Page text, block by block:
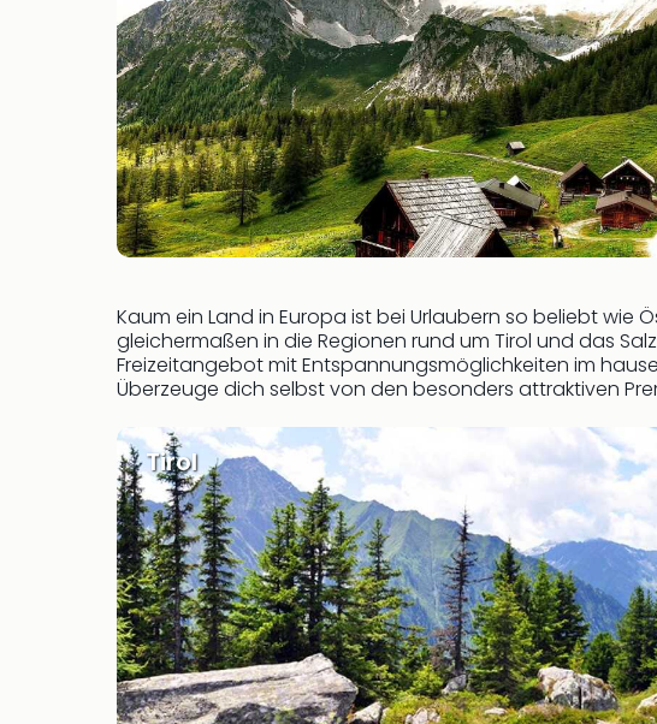
Kaum ein Land in Europa ist bei Urlaubern so beliebt wie
gleichermaßen in die Regionen rund um Tirol und das
Freizeitangebot mit Entspannungsmöglichkeiten im
Überzeuge dich selbst von den besonders attraktiven
Tirol